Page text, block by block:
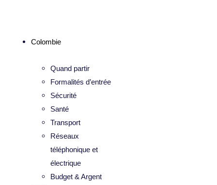
Colombie
Quand partir
Formalités d’entrée
Sécurité
Santé
Transport
Réseaux
téléphonique et
électrique
Budget & Argent